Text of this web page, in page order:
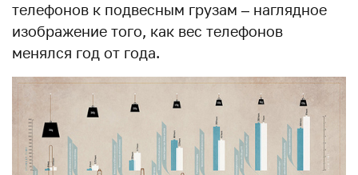
телефонов к подвесным грузам – наглядное
изображение того, как вес телефонов
менялся год от года.